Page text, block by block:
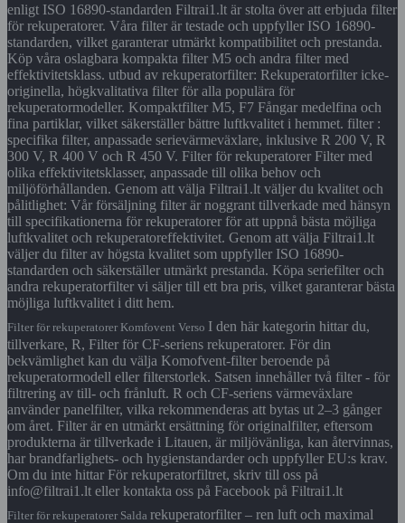
enligt ISO 16890-standarden Filtrai1.lt är stolta över att erbjuda filter
för rekuperatorer. Våra filter är testade och uppfyller ISO 16890-
standarden, vilket garanterar utmärkt kompatibilitet och prestanda.
Köp våra oslagbara kompakta filter M5 och andra filter med
effektivitetsklass. utbud av rekuperatorfilter: Rekuperatorfilter icke-
originella, högkvalitativa filter för alla populära för
rekuperatormodeller. Kompaktfilter M5, F7 Fångar medelfina och
fina partiklar, vilket säkerställer bättre luftkvalitet i hemmet. filter :
specifika filter, anpassade serievärmeväxlare, inklusive R 200 V, R
300 V, R 400 V och R 450 V. Filter för rekuperatorer Filter med
olika effektivitetsklasser, anpassade till olika behov och
miljöförhållanden. Genom att välja Filtrai1.lt väljer du kvalitet och
pålitlighet: Vår försäljning filter är noggrant tillverkade med hänsyn
till specifikationerna för rekuperatorer för att uppnå bästa möjliga
luftkvalitet och rekuperatoreffektivitet. Genom att välja Filtrai1.lt
väljer du filter av högsta kvalitet som uppfyller ISO 16890-
standarden och säkerställer utmärkt prestanda. Köpa seriefilter och
andra rekuperatorfilter vi säljer till ett bra pris, vilket garanterar bästa
möjliga luftkvalitet i ditt hem.
Filter för rekuperatorer Komfovent Verso I den här kategorin hittar du,
tillverkare, R, Filter för CF-seriens rekuperatorer. För din
bekvämlighet kan du välja Komofvent-filter beroende på
rekuperatormodell eller filterstorlek. Satsen innehåller två filter - för
filtrering av till- och frånluft. R och CF-seriens värmeväxlare
använder panelfilter, vilka rekommenderas att bytas ut 2–3 gånger
om året. Filter är en utmärkt ersättning för originalfilter, eftersom
produkterna är tillverkade i Litauen, är miljövänliga, kan återvinnas,
har brandfarlighets- och hygienstandarder och uppfyller EU:s krav.
Om du inte hittar För rekuperatorfiltret, skriv till oss på
info@filtrai1.lt eller kontakta oss på Facebook på Filtrai1.lt
Filter för rekuperatorer Salda rekuperatorfilter – ren luft och maximal